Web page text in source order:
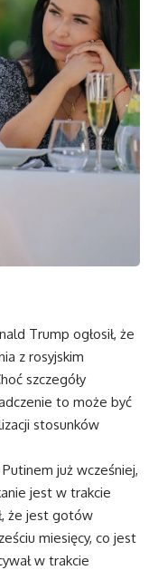
Trump ogłosił, że
z rosyjskim
szczegóły
to może być
stosunków
już wcześniej,
jest w trakcie
że jest gotów
miesięcy, co jest
w trakcie